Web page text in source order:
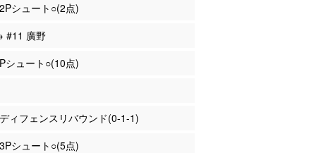
シュート○(2点)
#11 廣野
シュート○(10点)
ィフェンスリバウンド(0-1-1)
シュート○(5点)